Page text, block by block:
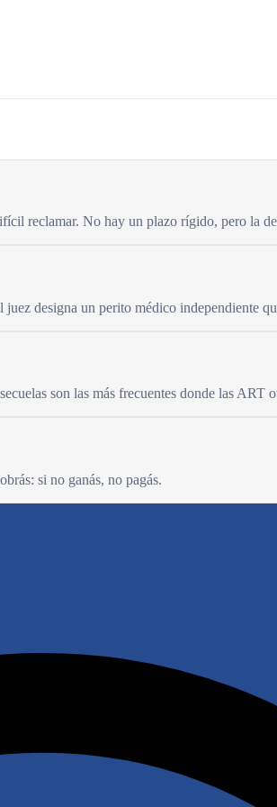
reclamar. No hay un plazo rígido, pero la
designa un perito médico independiente
son las más frecuentes donde las ART
si no ganás, no pagás.